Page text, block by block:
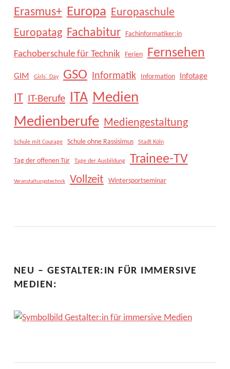
Erasmus+ Europa Europaschule
Europatag Fachabitur Fachinformatiker:in
Fachoberschule für Technik Ferien Fernsehen
GIM Girls´ Day GSO Informatik Information Infotage
IT IT-Berufe ITA Medien
Medienberufe Mediengestaltung
Schule mit Courage Schule ohne Rassisimus Stadt Köln
Tag der offenen Tür Tage der Ausbildung Trainee-TV
Veranstaltungstechnik Vollzeit Wintersportseminar
NEU – GESTALTER:IN FÜR IMMERSIVE
MEDIEN: